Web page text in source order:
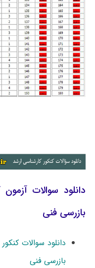
دانلود سوالات
بازرسی فنی
بازرسی فنی